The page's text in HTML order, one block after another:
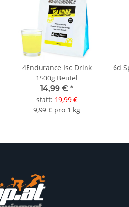
4Endurance Iso Drink
1500g Beutel
14,99 € *
statt: 19,99 €
9,99 € pro 1 kg
6d